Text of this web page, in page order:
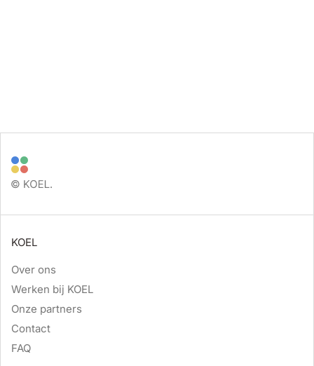
KOEL
Over ons
Werken bij KOEL
Onze partners
Contact
FAQ